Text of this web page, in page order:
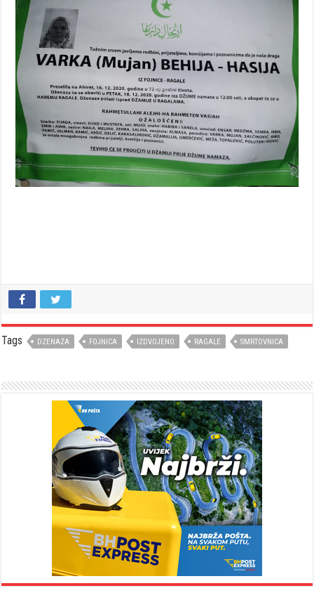
Tags DZENAZA FOJNICA IZDVOJENO RAGALE SMRTOVNICA